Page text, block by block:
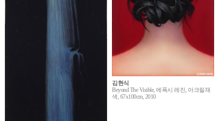
김현식
Beyond The Visible, 에폭시 레진, 아크릴채
색, 67x100cm, 2010